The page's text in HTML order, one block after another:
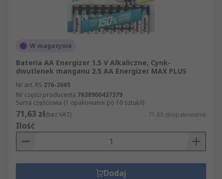
W magazynie
Bateria AA Energizer 1.5 V Alkaliczne, Cynk-
dwutlenek manganu 2.5 AA Energizer MAX PLUS
Nr art. RS 276-2665
Nr części producenta 7638900437379
Suma częściowa (1 opakowanie po 10 sztuk/i)
71,63 zł(bez VAT) 71,63 zł/opakowanie
Ilość
Dodaj